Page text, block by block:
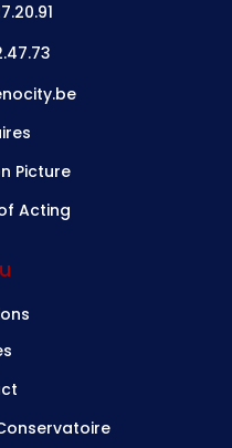
Picture
Acting